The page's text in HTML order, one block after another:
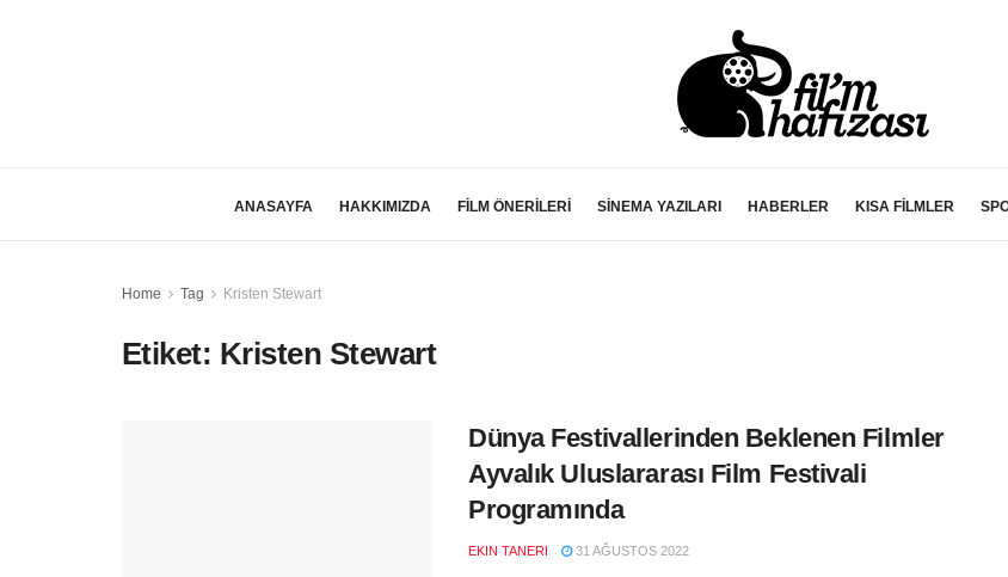
ANASAYFA HAKKIMIZDA FİLM ÖNERİLERİ SİNEMA YAZILARI HABERLER KISA FİLMLER
Home Tag Kristen Stewart
Etiket: Kristen Stewart
Dünya Festivallerinden Beklenen Filmler
Ayvalık Uluslararası Film Festivali
Programında
EKIN TANERI 31 AĞUSTOS 2022